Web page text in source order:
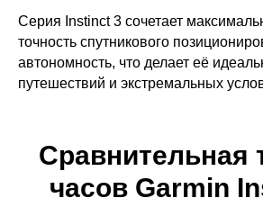
Серия Instinct 3 сочетает
точность спутникового
автономность, что делает её
путешествий и экстремальных
Сравнительная
часов Garmin